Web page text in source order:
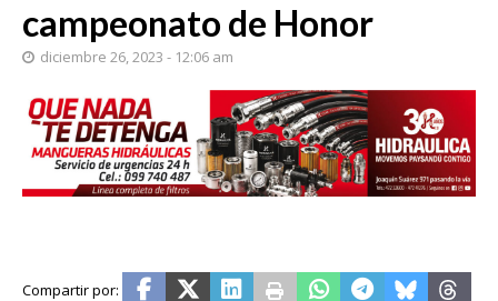
campeonato de Honor
diciembre 26, 2023 - 12:06 am